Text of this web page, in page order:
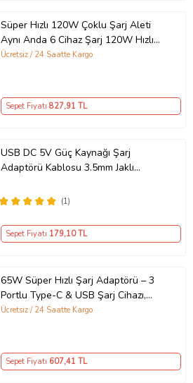
Süper Hızlı 120W Çoklu Şarj Aleti
Aynı Anda 6 Cihaz Şarj 120W Hızlı
Şarj İstasyonu Çoklu USB & Type-C
Ücretsiz / 24 Saatte Kargo
Sepet Fiyatı 827,91 TL
USB DC 5V Güç Kaynağı Şarj
Adaptörü Kablosu 3.5mm Jaklı
(1)
Sepet Fiyatı 179,10 TL
65W Süper Hızlı Şarj Adaptörü – 3
Portlu Type-C & USB Şarj Cihazı,
GaN Teknolojili 65W Hızlı Şarj Cihazı
Adaptörü – Type-C ve USB Çıkışlı,
Evrensel 65W Duvar Tipi Şarj
Ücretsiz / 24 Saatte Kargo
Sepet Fiyatı 607,41 TL